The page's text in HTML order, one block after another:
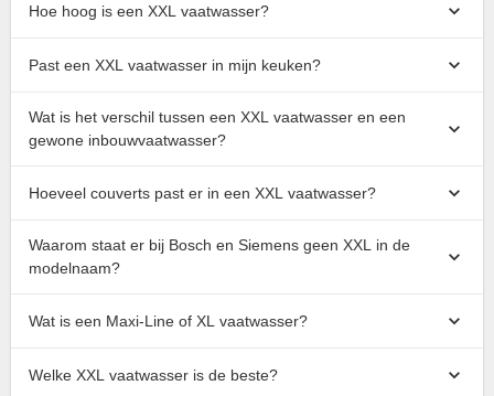
Hoe hoog is een XXL vaatwasser?
Past een XXL vaatwasser in mijn keuken?
Wat is het verschil tussen een XXL vaatwasser en een
gewone inbouwvaatwasser?
Hoeveel couverts past er in een XXL vaatwasser?
Waarom staat er bij Bosch en Siemens geen XXL in de
modelnaam?
Wat is een Maxi-Line of XL vaatwasser?
Welke XXL vaatwasser is de beste?